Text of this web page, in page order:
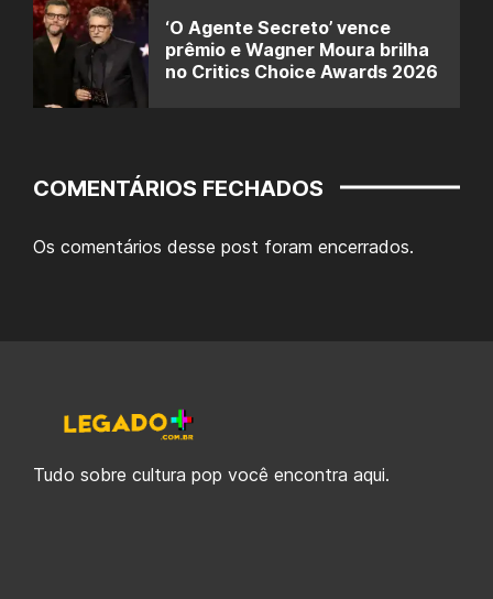
‘O Agente Secreto’ vence
prêmio e Wagner Moura brilha
no Critics Choice Awards 2026
COMENTÁRIOS FECHADOS
Os comentários desse post foram encerrados.
Tudo sobre cultura pop você encontra aqui.